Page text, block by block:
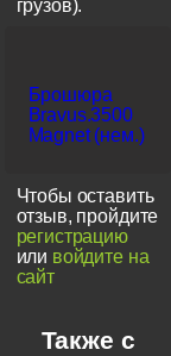
грузов).
Брошюра
Bravus.3500
Magnet (нем.)
Чтобы оставить
отзыв, пройдите
регистрацию
или войдите на
сайт
Также с